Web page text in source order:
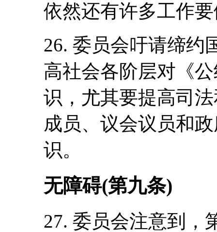
依然还有许多工作
26. 委员会吁请缔约
高社会各阶层对《
识，尤其要提高司
成员、议会议员和
识。
无障碍(第九条)
27. 委员会注意到，